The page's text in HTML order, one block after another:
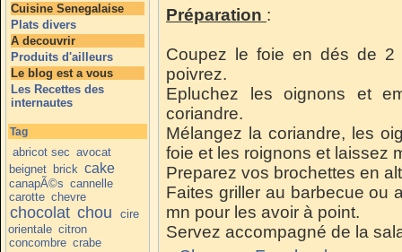
Cuisine Senegalaise
Plats divers
A decouvrir
Produits d'ailleurs
Le blog est a vous
Les Recettes des
internautes
Tag
abricot sec avocat
beignet brick cake
canapÃ©s cannelle
carotte chevre
chocolat chou
cire
orientale citron
concombre crabe
Préparation :
Coupez le foie en dés de
poivrez.
Epluchez les oignons et
coriandre.
Mélangez la coriandre, les
foie et les roignons et laissez
Preparez vos brochettes en
Faites griller au barbecue ou
mn pour les avoir à point.
Servez accompagné de la